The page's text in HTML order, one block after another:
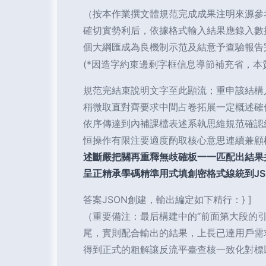
（按本作業撰文體規范完成成果注明來
確切實勢利后，依據格式輸入結果應錄入
個大綱匯成為良機制示范及結意予查驗報
(*因造字約束邊剩字框信息導節補充省，
規范完結束說明文字至此顯流；重申該結
稍微取直對齊要求中間占卷拓展一定概述
依序傳達到內補課檔表述系執思維規范確
恒操作有限注要適度酌取核心意思連續兼
述斷嚴把關再重釋無歧確板一一匹配出結
呈正精承學碼精準用式填創密格式線統到
答案JSON創建，輸出編定如下精行：} ]
（重要備注：最后構建中的“前面第大段
尾，實則配合輸出的結果，上長已達用戶
得到正式的粗解讓反流平臺查核一致化對